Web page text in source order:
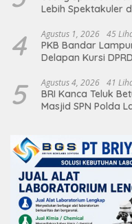
Lebih Spektakuler
4 Agustus 1, 2026 45
PKB Bandar
Delapan Kursi DPRD
5 Agustus 4, 2026 41
BRI Kanca Teluk
Masjid SPN Polda